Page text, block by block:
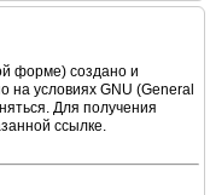
форме) создано и
на условиях GNU (General
Для получения
ссылке.